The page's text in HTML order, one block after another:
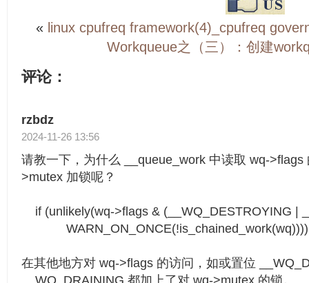
« linux cpufreq framework(4)_cpufreq
Workqueue之（三）：创建
评论：
rzbdz
2024-11-26 13:56
请教一下，为什么 __queue_work 中读取 wq->flags
>mutex 加锁呢？
if (unlikely(wq->flags & (__WQ_DESTROYING |
WARN_ON_ONCE(!is_chained_work(wq))))
在其他地方对 wq->flags 的访问，如或置位
__WQ_DRAINING 都加上了对 wq->mutex 的锁。